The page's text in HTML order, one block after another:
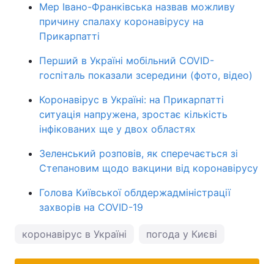
Мер Івано-Франківська назвав можливу
причину спалаху коронавірусу на
Прикарпатті
Перший в Україні мобільний COVID-
госпіталь показали зсередини (фото, відео)
Коронавірус в Україні: на Прикарпатті
ситуація напружена, зростає кількість
інфікованих ще у двох областях
Зеленський розповів, як сперечається зі
Степановим щодо вакцини від коронавірусу
Голова Київської облдержадміністрації
захворів на COVID-19
коронавірус в Україні погода у Києві